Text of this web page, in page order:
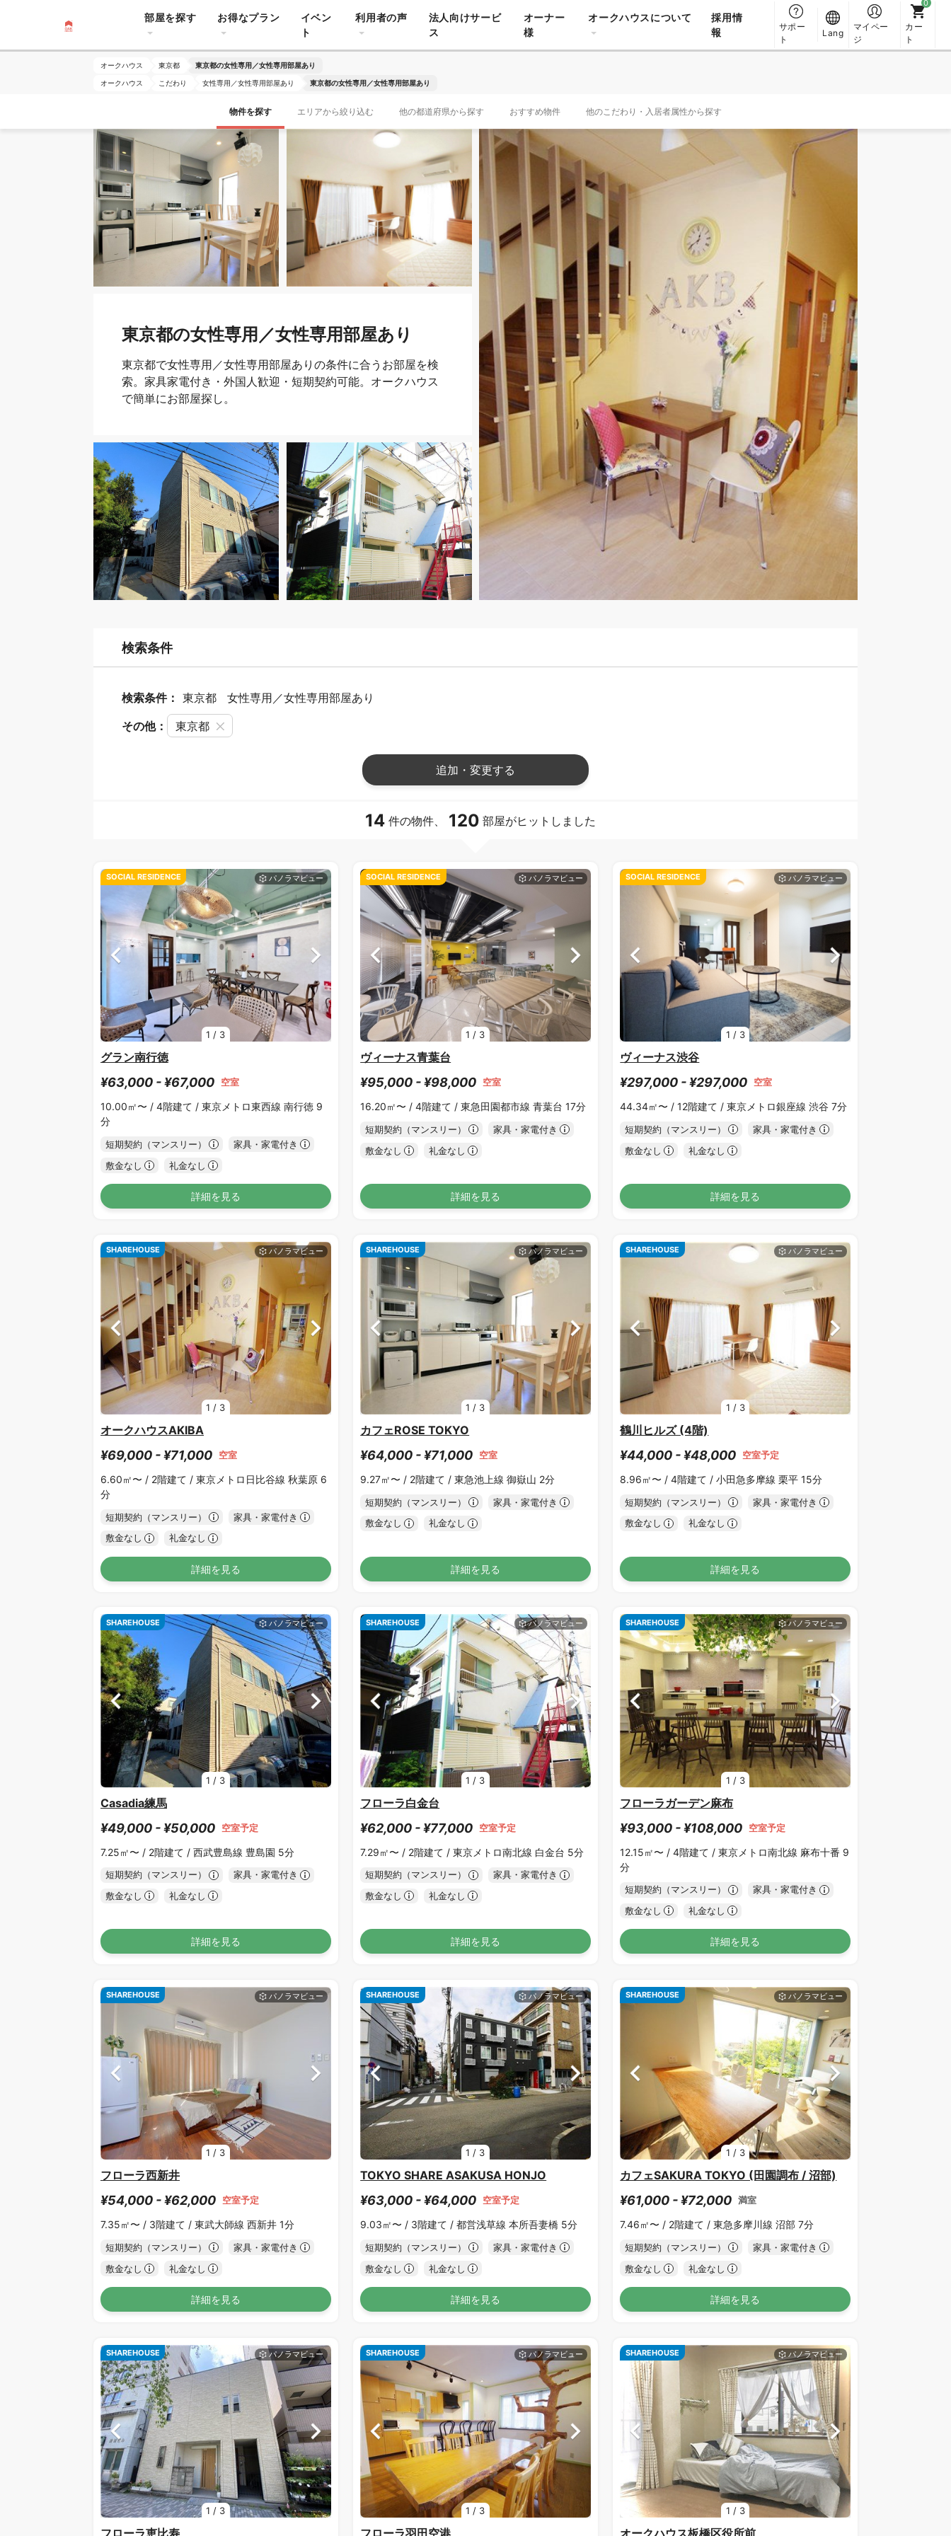
部屋を探す お得なプラン
イベン
ト
利用者の声
法人向けサービ
ス
オーナー
様
オークハウスについて
採用情
報
サポー
ト
Lang
マイペー
ジ
カー
ト
オークハウス 東京都 東京都の女性専用／女性専用部屋あり
オークハウス こだわり 女性専用／女性専用部屋あり 東京都の女性専用／女性専用部屋あり
物件を探す エリアから絞り込む 他の都道府県から探す おすすめ物件 他のこだわり・入居者属性から探す
東京都の女性専用／女性専用部屋あり
東京都で女性専用／女性専用部屋ありの条件に合うお部屋を検
索。家具家電付き・外国人歓迎・短期契約可能。オークハウス
で簡単にお部屋探し。
検索条件
検索条件： 東京都 女性専用／女性専用部屋あり
その他： 東京都
追加・変更する
14 件の物件、 120 部屋がヒットしました
1 / 3
SOCIAL RESIDENCE
グラン南行徳
¥63,000 - ¥67,000 空室
10.00㎡〜 / 4階建て / 東京メトロ東西線 南行徳 9
分
短期契約（マンスリー）
家具・家電付き
敷金なし
礼金なし
詳細を見る
1 / 3
SOCIAL RESIDENCE
ヴィーナス青葉台
¥95,000 - ¥98,000 空室
16.20㎡〜 /4階建て /東急田園都市線 青葉台 17分
短期契約（マンスリー）
家具・家電付き
敷金なし
礼金なし
詳細を見る
1 / 3
SOCIAL RESIDENCE
ヴィーナス渋谷
¥297,000 - ¥297,000 空室
44.34㎡〜 /12階建て /東京メトロ銀座線 渋谷 7分
短期契約（マンスリー）
家具・家電付き
敷金なし
礼金なし
詳細を見る
1 / 3
SHAREHOUSE
オークハウスAKIBA
¥69,000 - ¥71,000 空室
6.60㎡〜 / 2階建て / 東京メトロ日比谷線 秋葉原 6
分
短期契約（マンスリー）
家具・家電付き
敷金なし
礼金なし
詳細を見る
1 / 3
SHAREHOUSE
カフェROSE TOKYO
¥64,000 - ¥71,000 空室
9.27㎡〜 / 2階建て /東急池上線 御嶽山 2分
短期契約（マンスリー）
家具・家電付き
敷金なし
礼金なし
詳細を見る
1 / 3
SHAREHOUSE
鶴川ヒルズ (4階)
¥44,000 - ¥48,000 空室予定
8.96㎡〜 /4階建て /小田急多摩線 栗平 15分
短期契約（マンスリー）
家具・家電付き
敷金なし
礼金なし
詳細を見る
1 / 3
SHAREHOUSE
Casadia練馬
¥49,000 - ¥50,000 空室予定
7.25㎡〜 / 2階建て / 西武豊島線 豊島園 5分
短期契約（マンスリー）
家具・家電付き
敷金なし
礼金なし
詳細を見る
1 / 3
SHAREHOUSE
フローラ白金台
¥62,000 - ¥77,000 空室予定
7.29㎡〜 / 2階建て /東京メトロ南北線 白金台 5分
短期契約（マンスリー）
家具・家電付き
敷金なし
礼金なし
詳細を見る
1 / 3
SHAREHOUSE
フローラガーデン麻布
¥93,000 - ¥108,000 空室予定
12.15㎡〜 /4階建て /東京メトロ南北線 麻布十番 9
分
短期契約（マンスリー）
家具・家電付き
敷金なし
礼金なし
詳細を見る
1 / 3
SHAREHOUSE
フローラ西新井
¥54,000 - ¥62,000 空室予定
7.35㎡〜 / 3階建て / 東武大師線 西新井 1分
短期契約（マンスリー）
家具・家電付き
敷金なし
礼金なし
詳細を見る
1 / 3
SHAREHOUSE
TOKYO SHARE ASAKUSA HONJO
¥63,000 - ¥64,000 空室予定
9.03㎡〜 / 3階建て /都営浅草線 本所吾妻橋 5分
短期契約（マンスリー）
家具・家電付き
敷金なし
礼金なし
詳細を見る
1 / 3
SHAREHOUSE
カフェSAKURA TOKYO (田園調布 / 沼部)
¥61,000 - ¥72,000 満室
7.46㎡〜 / 2階建て /東急多摩川線 沼部 7分
短期契約（マンスリー）
家具・家電付き
敷金なし
礼金なし
詳細を見る
1 / 3
SHAREHOUSE
1 / 3
SHAREHOUSE
1 / 3
SHAREHOUSE